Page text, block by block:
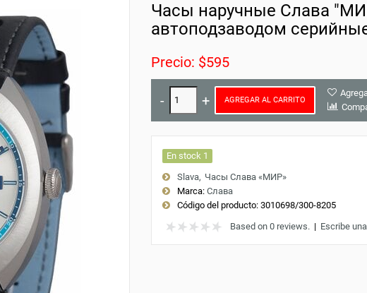
Часы наручные Слава
автоподзаводом
Precio: $595
AGREGAR AL CARRITO
En stock 1
Slava
Часы Слава «МИР»
Marca: Слава
Código del producto:3010698/300-8205
Based on 0 reviews.| Escribe